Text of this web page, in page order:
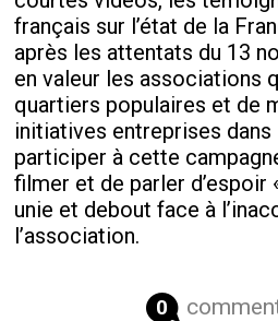
français sur l’état de la
après les attentats du 13
en valeur les associations
quartiers populaires et de
initiatives entreprises dans
participer à cette
filmer et de parler d’espoir
unie et debout face à
l’association.
0